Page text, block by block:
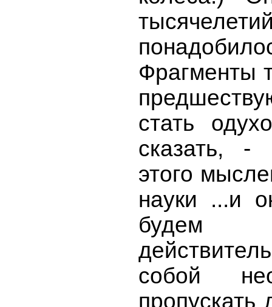
Фрагменты
стать
сказать, -
этого
науки ...и
будем
собой